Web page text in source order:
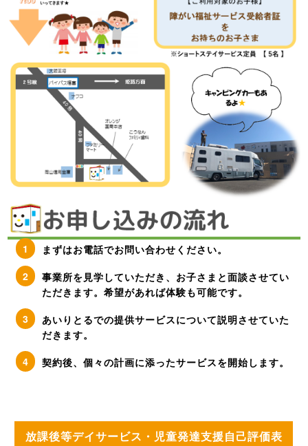
まずはお電話でお問い合わせください。
事業所を見学していただき、お子さまと面談させてい
ただきます。希望があれば体験も可能です。
あいりとるでの提供サービスについて説明させていた
だきます。
契約後、個々の計画に添ったサービスを開始します。
放課後等デイサービス・児童発達支援自己評価表